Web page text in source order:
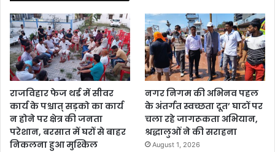
राजविहार फेज थर्ड में सीवर
कार्य के पश्चात् सड़को का कार्य
न होने पर क्षेत्र की जनता
परेशान, बरसात में घरों से बाहर
निकलना हुआ मुश्किल
नगर निगम की अभिनव पहल
के अंतर्गत स्वच्छता दूत’ घाटों पर
चला रहे जागरूकता अभियान,
श्रद्धालुओं ने की सराहना
August 1, 2026